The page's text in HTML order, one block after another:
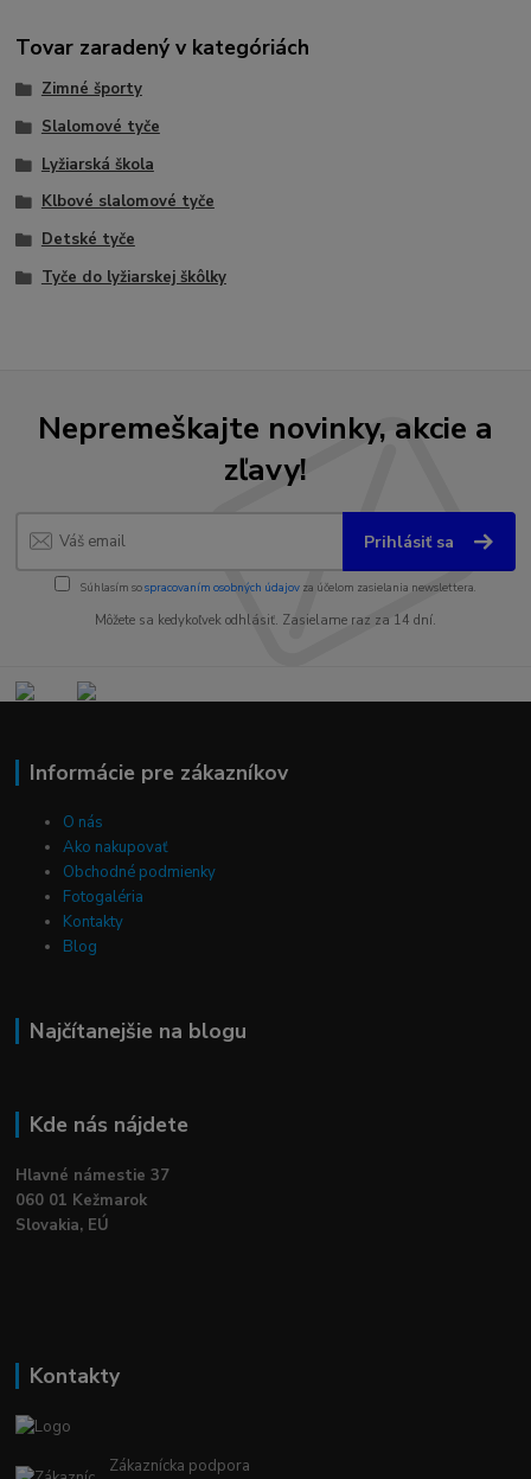
Tovar zaradený v kategóriách
Zimné športy
Slalomové tyče
Lyžiarská škola
Klbové slalomové tyče
Detské tyče
Tyče do lyžiarskej škôlky
Nepremeškajte novinky, akcie a
zľavy!
Prihlásiť sa
Súhlasím sospracovaním osobných údajov za účelom zasielania newslettera.
Môžete sa kedykoľvek odhlásiť. Zasielame raz za 14 dní.
Informácie pre zákazníkov
O nás
Ako nakupovať
Obchodné podmienky
Fotogaléria
Kontakty
Blog
Najčítanejšie na blogu
Kde nás nájdete
Hlavné námestie 37
060 01 Kežmarok
Slovakia, EÚ
Kontakty
Zákaznícka podpora